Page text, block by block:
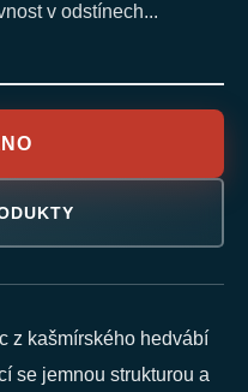
v odstínech...
z kašmírského hedvábí
se jemnou strukturou a